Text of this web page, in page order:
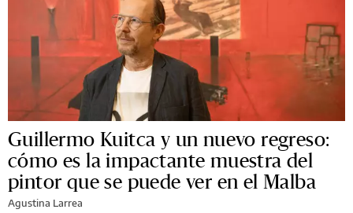
Guillermo Kuitca y un nuevo regreso:
cómo es la impactante muestra del
pintor que se puede ver en el Malba
Agustina Larrea